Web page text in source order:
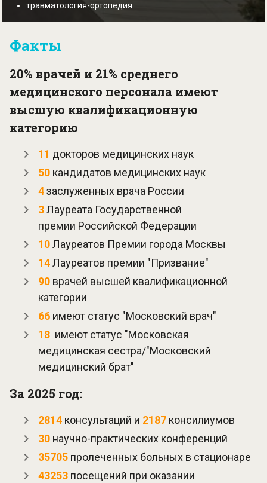
травматология-ортопедия
Факты
20% врачей и 21% среднего
медицинского персонала имеют
высшую квалификационную
категорию
11 докторов медицинских наук
50 кандидатов медицинских наук
4заслуженных врача России
3Лауреата Государственной
премии Российской Федерации
10Лауреатов Премии города Москвы
14Лауреатов премии "Призвание"
90 врачей высшей квалификационной
категории
66 имеют статус "Московский врач"
18 имеют статус "Московская
медицинская сестра/"Московский
медицинский брат"
За 2025 год:
2814 консультаций и 2187 консилиумов
30 научно-практических конференций
35705 пролеченных больных в стационаре
43253 посещений при оказании